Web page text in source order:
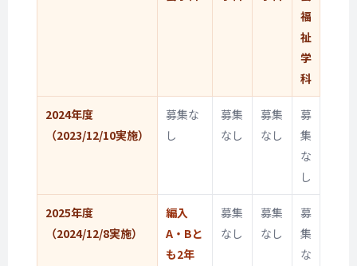
福
祉
学
科
2024年度
（2023/12/10実施）
募集な
し
募集
なし
募集
なし
募
集
な
し
2025年度
（2024/12/8実施）
編入
A・Bと
も2年
募集
なし
募集
なし
募
集
な